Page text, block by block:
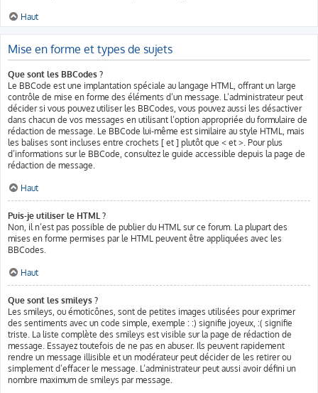
Haut
Mise en forme et types de sujets
Que sont les BBCodes ?
Le BBCode est une implantation spéciale au langage HTML, offrant un large
contrôle de mise en forme des éléments d’un message. L’administrateur peut
décider si vous pouvez utiliser les BBCodes, vous pouvez aussi les désactiver
dans chacun de vos messages en utilisant l’option appropriée du formulaire de
rédaction de message. Le BBCode lui-même est similaire au style HTML, mais
les balises sont incluses entre crochets [ et ] plutôt que < et >. Pour plus
d’informations sur le BBCode, consultez le guide accessible depuis la page de
rédaction de message.
Haut
Puis-je utiliser le HTML ?
Non, il n’est pas possible de publier du HTML sur ce forum. La plupart des
mises en forme permises par le HTML peuvent être appliquées avec les
BBCodes.
Haut
Que sont les smileys ?
Les smileys, ou émoticônes, sont de petites images utilisées pour exprimer
des sentiments avec un code simple, exemple : :) signifie joyeux, :( signifie
triste. La liste complète des smileys est visible sur la page de rédaction de
message. Essayez toutefois de ne pas en abuser. Ils peuvent rapidement
rendre un message illisible et un modérateur peut décider de les retirer ou
simplement d’effacer le message. L’administrateur peut aussi avoir défini un
nombre maximum de smileys par message.